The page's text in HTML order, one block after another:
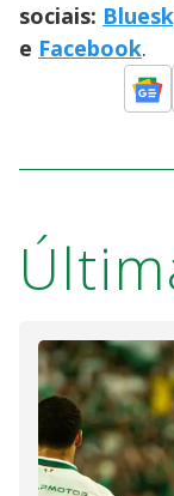
sociais:
e Facebook.